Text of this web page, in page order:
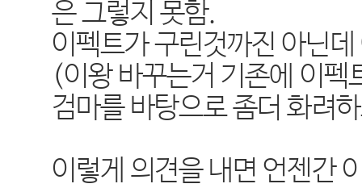
은 그렇지 못함.
이펙트가 구린것까진 아닌
(이왕 바꾸는거 기존에 이
검마를 바탕으로 좀더 화려
이렇게 의견을 내면 언젠간